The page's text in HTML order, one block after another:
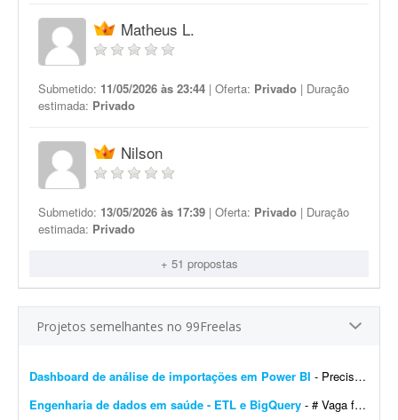
Matheus L.
Submetido: 11/05/2026 às 23:44 | Oferta: Privado | Duração
estimada: Privado
Nilson
Submetido: 13/05/2026 às 17:39 | Oferta: Privado | Duração
estimada: Privado
+ 51 propostas
Projetos semelhantes no 99Freelas
Dashboard de análise de importações em Power BI - Preciso de um profissional em Power BI para me auxiliar no desenvolvimento de um dashboard de análise de importações de certos produtos na América do Sul. Meu conhecime...
Engenharia de dados em saúde - ETL e BigQuery - # Vaga freelancer - Especialista em Dados de Saúde (Pleno/Sênior) | ETL, BigQuery e Integração de Sistemas ## Sobre o projeto Buscamos um profissional, nível Ple...